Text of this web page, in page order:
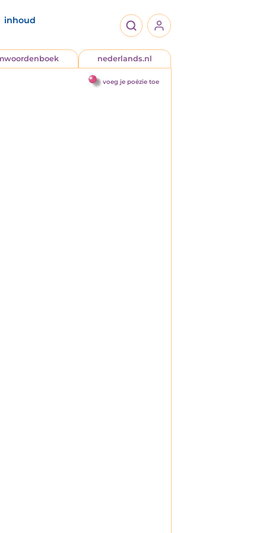
inhoud
nederlands.nl
voeg je poëzie toe